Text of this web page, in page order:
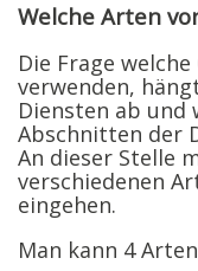
Welche Arten
Die Frage
verwenden,
Diensten ab und
Abschnitten der
An dieser Stelle
verschiedenen
eingehen.
Man kann 4